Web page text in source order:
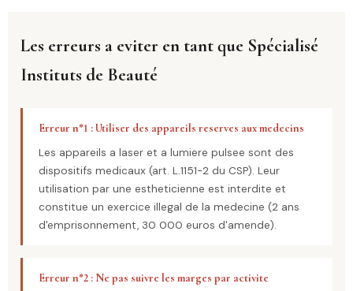
Les erreurs a eviter en tant que Spécialisé
Instituts de Beauté
Erreur n°1 : Utiliser des appareils reserves aux medecins
Les appareils a laser et a lumiere pulsee sont des
dispositifs medicaux (art. L.1151-2 du CSP). Leur
utilisation par une estheticienne est interdite et
constitue un exercice illegal de la medecine (2 ans
d'emprisonnement, 30 000 euros d'amende).
Erreur n°2 : Ne pas suivre les marges par activite